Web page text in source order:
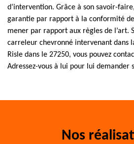
d’intervention. Grâce à son savoir-
garantie par rapport à la conformité
mener par rapport aux règles de l’art.
carreleur chevronné intervenant dans
Risle dans le 27250, vous pouvez
Adressez-vous à lui pour lui demander
Nos